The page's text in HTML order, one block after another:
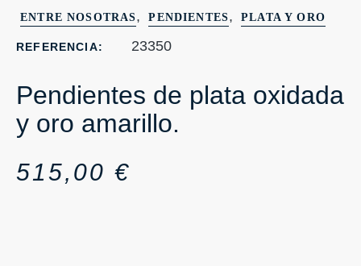
ENTRE NOSOTRAS, PENDIENTES, PLATA Y ORO
REFERENCIA: 23350
Pendientes de plata oxidada
y oro amarillo.
515,00 €